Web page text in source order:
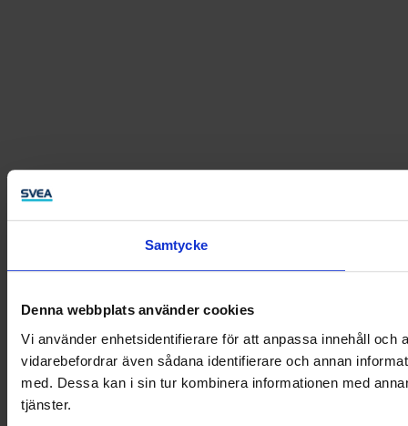
Samtycke
Denna webbplats använder cookies
Vi använder enhetsidentifierare för att anpassa innehåll
vidarebefordrar även sådana identifierare och annan
med. Dessa kan i sin tur kombinera informationen med
tjänster.